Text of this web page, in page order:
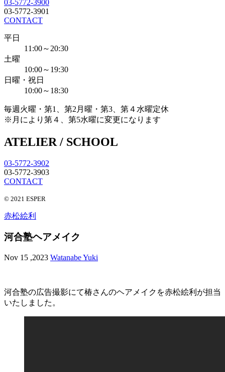
03-5772-3900
03-5772-3901
CONTACT
平日
11:00～20:30
土曜
10:00～19:30
日曜・祝日
10:00～18:30
毎週火曜・第1、第2月曜・第3、第４水曜定休
※月により第４、第5水曜に変更になります
ATELIER / SCHOOL
03-5772-3902
03-5772-3903
CONTACT
© 2021 ESPER
赤松絵利
河合塾ヘアメイク
Nov 15 ,2023 Watanabe Yuki
河合塾の広告撮影にて椿さんのヘアメイクを赤松絵利が担当
いたしました。